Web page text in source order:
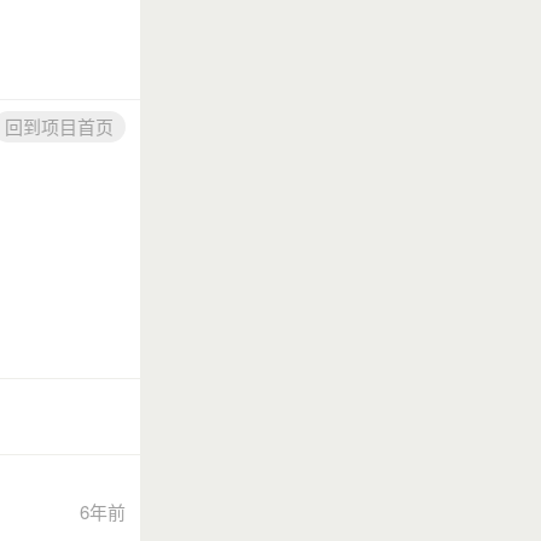
回到项目首页
6年前